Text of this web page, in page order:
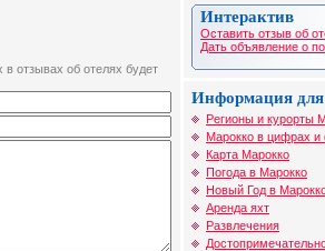
отзывах об отелях будет
Интерактив
Оставить отзыв об
Дать объявление о
Информация для
Регионы и курорты
Марокко в цифрах и
Карта Марокко
Погода в Марокко
Новый Год в
Аренда яхт
Развлечения